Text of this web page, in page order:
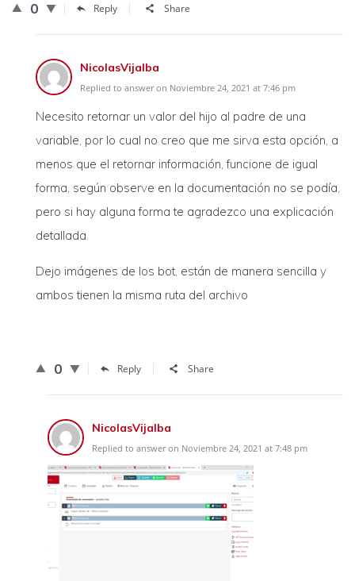
0 Reply Share
NicolasVijalba
Replied to answer on Noviembre 24, 2021 at 7:46 pm
Necesito retornar un valor del hijo al padre de una
variable, por lo cual no creo que me sirva esta opción, a
menos que el retornar información, funcione de igual
forma, según observe en la documentación no se podía,
pero si hay alguna forma te agradezco una explicación
detallada.
Dejo imágenes de los bot, están de manera sencilla y
ambos tienen la misma ruta del archivo
0 Reply Share
NicolasVijalba
Replied to answer on Noviembre 24, 2021 at 7:48 pm